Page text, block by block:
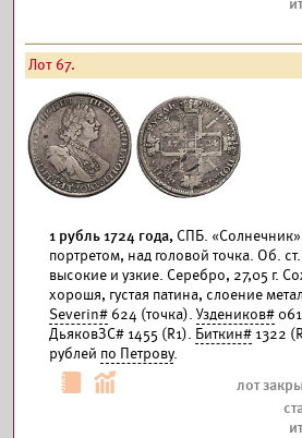
Лот 67.
1 рубль 1724 года, СПБ.
портретом, над головой точка. Об.
высокие и узкие. Серебро, 27,05 г.
хорошя, густая патина, слоение
Severin# 624 (точка). Уздеников#
ДьяковЗС# 1455 (R1). Биткин# 1322
рублей по Петрову.